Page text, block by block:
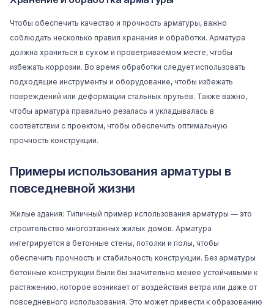
Чтобы обеспечить качество и прочность арматуры, важно
соблюдать несколько правил хранения и обработки. Арматура
должна храниться в сухом и проветриваемом месте, чтобы
избежать коррозии. Во время обработки следует использовать
подходящие инструменты и оборудование, чтобы избежать
повреждений или деформации стальных прутьев. Также важно,
чтобы арматура правильно резалась и укладывалась в
соответствии с проектом, чтобы обеспечить оптимальную
прочность конструкции.
Примеры использования арматуры в
повседневной жизни
Жилые здания: Типичный пример использования арматуры — это
строительство многоэтажных жилых домов. Арматура
интегрируется в бетонные стены, потолки и полы, чтобы
обеспечить прочность и стабильность конструкции. Без арматуры
бетонные конструкции были бы значительно менее устойчивыми к
растяжению, которое возникает от воздействия ветра или даже от
повседневного использования. Это может привести к образованию